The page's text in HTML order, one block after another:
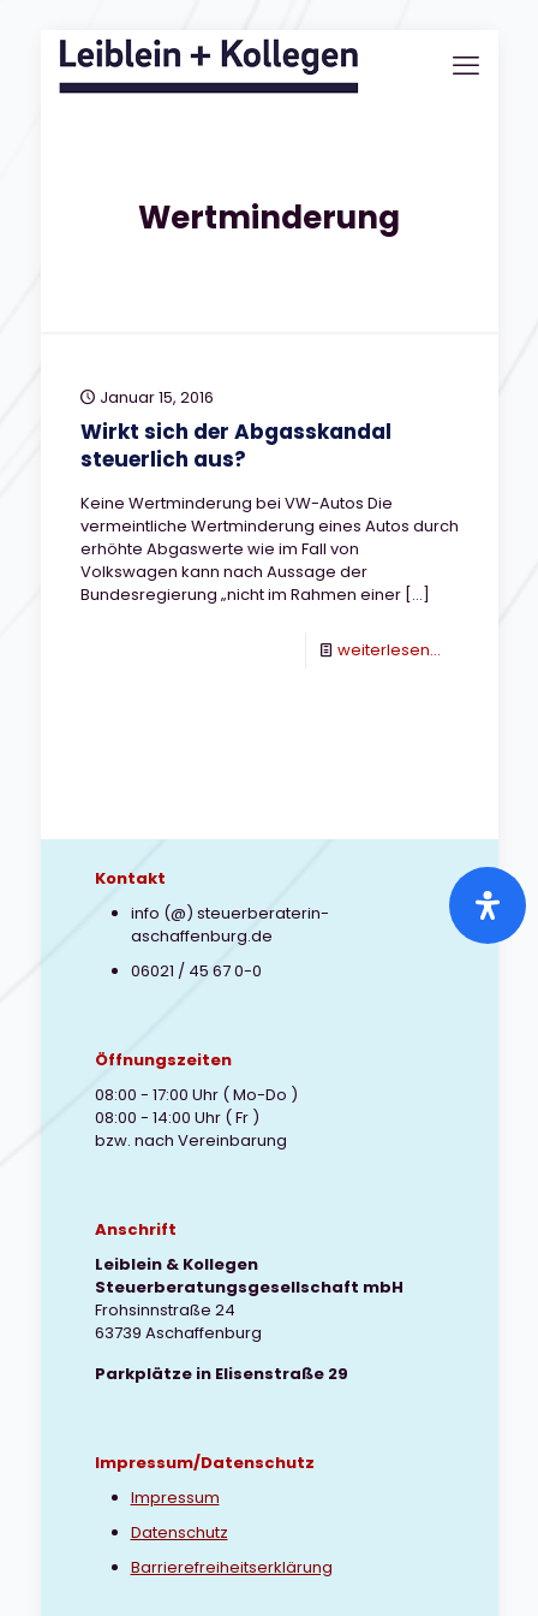
Wertminderung
Januar 15, 2016
Wirkt sich der Abgasskandal
steuerlich aus?
Keine Wertminderung bei VW-Autos Die
vermeintliche Wertminderung eines Autos durch
erhöhte Abgaswerte wie im Fall von
Volkswagen kann nach Aussage der
Bundesregierung „nicht im Rahmen einer[…]
weiterlesen...-
aus?
Kontakt
info (@) steuerberaterin-
aschaffenburg.de
06021 / 45 67 0-0
Öffnungszeiten
08:00 - 17:00 Uhr ( Mo-Do )
08:00 - 14:00 Uhr ( Fr )
bzw. nach Vereinbarung
Anschrift
Leiblein & Kollegen
Steuerberatungsgesellschaft mbH
Frohsinnstraße 24
63739 Aschaffenburg
Parkplätze in Elisenstraße 29
Impressum/Datenschutz
Impressum
Datenschutz
Barrierefreiheitserklärung